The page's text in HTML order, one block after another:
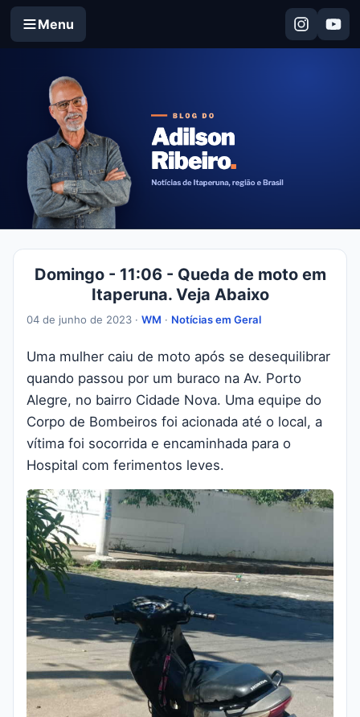
Menu
Domingo - 11:06 - Queda de moto em
Itaperuna. Veja Abaixo
04 de junho de 2023 · WM · Notícias em Geral
Uma mulher caiu de moto após se desequilibrar
quando passou por um buraco na Av. Porto
Alegre, no bairro Cidade Nova. Uma equipe do
Corpo de Bombeiros foi acionada até o local, a
vítima foi socorrida e encaminhada para o
Hospital com ferimentos leves.